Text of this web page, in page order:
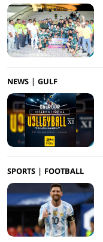
NEWS GULF
SPORTS FOOTBALL